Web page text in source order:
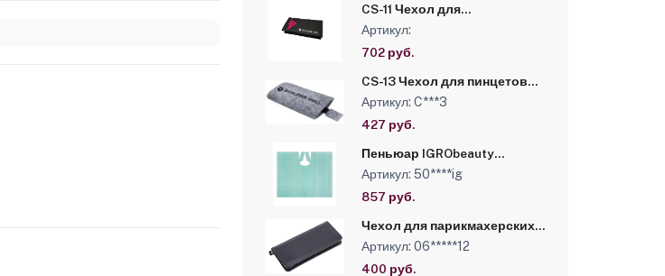
CS-11 Чехол для
инструмента тканевый,
профессиональный (на 18
отделений)
Артикул:
702 руб.
CS-13 Чехол для пинцетов
фетровый,
профессиональный (на 4
шт)
Артикул: C***3
427 руб.
Пеньюар IGRObeauty
110*160cм 1уп (50 шт)
Зеленый полиэтилен 20мкр
Артикул: 50****ig
857 руб.
Чехол для парикмахерских
ножниц
Артикул: 06*****12
400 руб.